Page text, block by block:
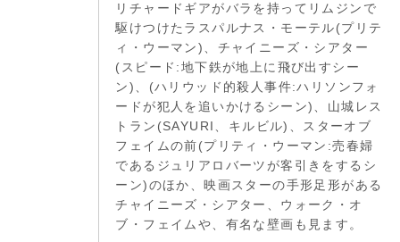
リチャードギアがバラを持ってリムジンで
駆けつけたラスパルナス・モーテル(プリテ
ィ・ウーマン)、チャイニーズ・シアター
(スピード:地下鉄が地上に飛び出すシー
ン)、(ハリウッド的殺人事件:ハリソンフォ
ードが犯人を追いかけるシーン)、山城レス
トラン(SAYURI、キルビル)、スターオブ
フェイムの前(プリティ・ウーマン:売春婦
であるジュリアロバーツが客引きをするシ
ーン)のほか、映画スターの手形足形がある
チャイニーズ・シアター、ウォーク・オ
ブ・フェイムや、有名な壁画も見ます。